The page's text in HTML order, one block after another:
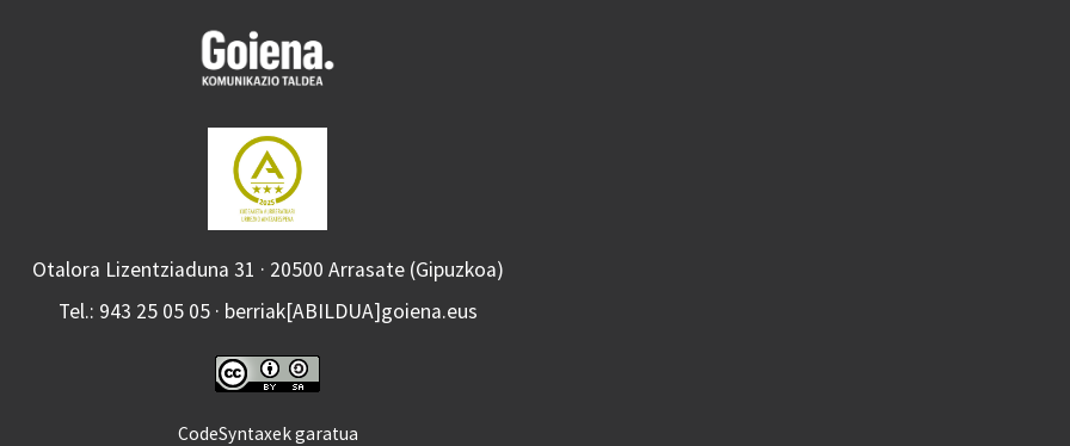
Otalora Lizentziaduna 31 · 20500 Arrasate (Gipuzkoa)
Tel.: 943 25 05 05 · berriak[ABILDUA]goiena.eus
CodeSyntaxek garatua